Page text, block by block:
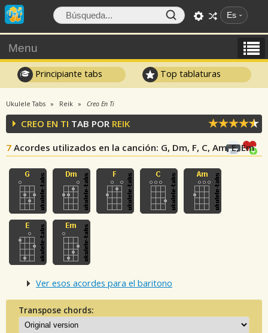
Es
Menu
Principiante tabs Top tablaturas
Ukulele Tabs Reik Creo En Ti
CREO EN TI TAB POR REIK
7 Acordes utilizados en la canción: G, Dm, F, C, Am, E, Em
Ver esos acordes para el baritono
Transpose chords: